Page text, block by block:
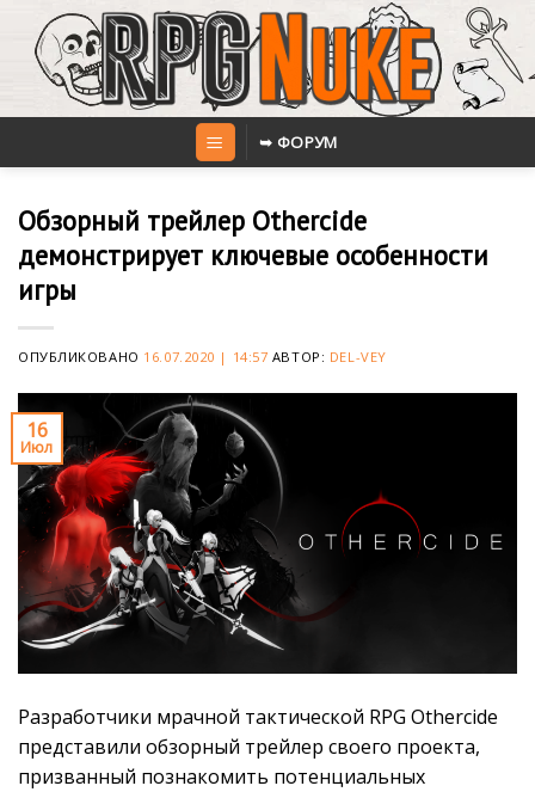
content
➥ ФОРУМ
Обзорный трейлер Othercide
демонстрирует ключевые особенности
игры
ОПУБЛИКОВАНО 16.07.2020 | 14:57 АВТОР: DEL-VEY
16
Июл
Разработчики мрачной тактической RPG Othercide
представили обзорный трейлер своего проекта,
призванный познакомить потенциальных